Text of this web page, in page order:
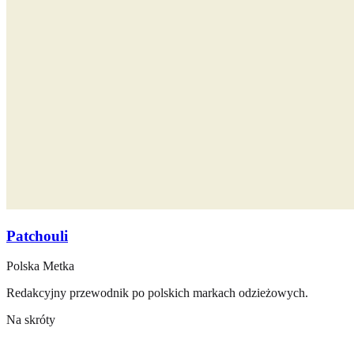
Patchouli
Polska Metka
Redakcyjny przewodnik po polskich markach odzieżowych.
Na skróty